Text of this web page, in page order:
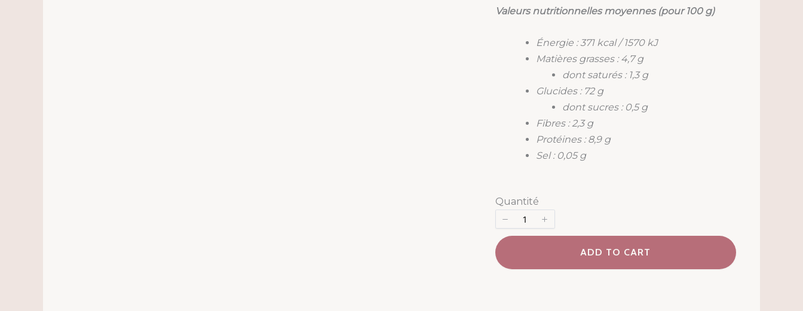
Valeurs nutritionnelles moyennes (pour 100 g)
Énergie : 371 kcal / 1570 kJ
Matières grasses : 4,7 g
dont saturés : 1,3 g
Glucides : 72 g
dont sucres : 0,5 g
Fibres : 2,3 g
Protéines : 8,9 g
Sel : 0,05 g
Quantité
ADD TO CART